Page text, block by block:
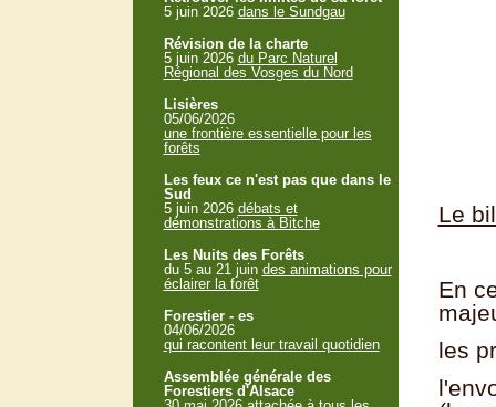
Le
En
les
5 juin 2026 dans le Sundgau
Révision de la charte
5 juin 2026 du Parc Naturel
Régional des Vosges du Nord
Lisières
05/06/2026
une frontière essentielle pour les
forêts
Les feux ce n'est pas que dans le
Sud
5 juin 2026 débats et
démonstrations à Bitche
Les Nuits des Forêts
du 5 au 21 juin des animations pour
éclairer la forêt
Forestier - es
04/06/2026
qui racontent leur travail quotidien
Assemblée générale des
Forestiers d'Alsace